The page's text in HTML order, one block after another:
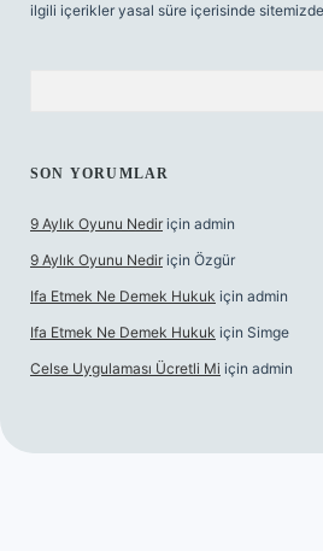
ilgili içerikler yasal süre içerisinde
SON YORUMLAR
9 Aylık Oyunu Nedir için admin
9 Aylık Oyunu Nedir için Özgür
Ifa Etmek Ne Demek Hukuk için admin
Ifa Etmek Ne Demek Hukuk için Simge
Celse Uygulaması Ücretli Mi için admin